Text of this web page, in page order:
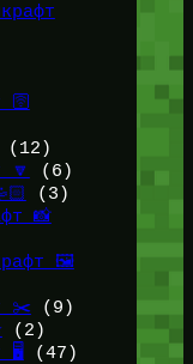
🛜
(12)
🔽
(6)
(3)
📸
🖼️
✂️ (9)
(2)
🖥️ (47)